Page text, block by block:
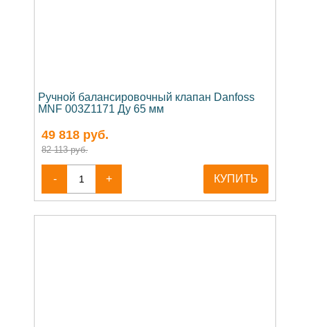
Ручной балансировочный клапан Danfoss
MNF 003Z1171 Ду 65 мм
49 818 руб.
82 113 руб.
- + КУПИТЬ